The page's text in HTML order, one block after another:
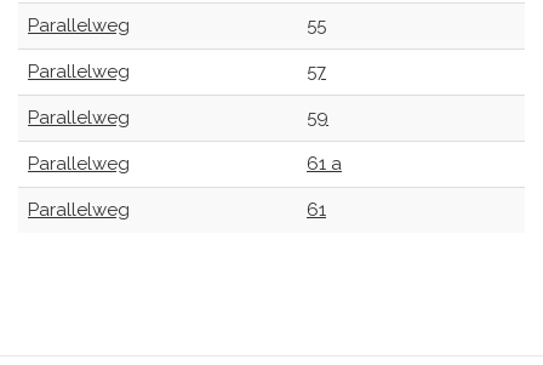
Parallelweg 55
Parallelweg 57
Parallelweg 59
Parallelweg 61 a
Parallelweg 61